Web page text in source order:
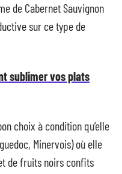
de Cabernet Sauvignon
sur ce type de
sublimer vos plats
choix à condition qu’elle
Minervois) où elle
de fruits noirs confits